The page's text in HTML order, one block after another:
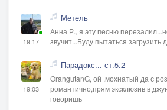
19:17
Метель
Анна Р., я эту песню
звучит...Буду пытаться загрузить
19:03
Парадокс... ст.5.2
OrangutanG, ой ,мохнатый да с
романтично,прям эксклюзив в
говоришь